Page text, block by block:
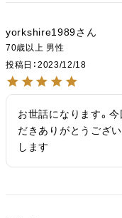
yorkshire1989
70歳以上 男性
投稿日
2023/12/18
お世話になります。
だきありがとうござ
します